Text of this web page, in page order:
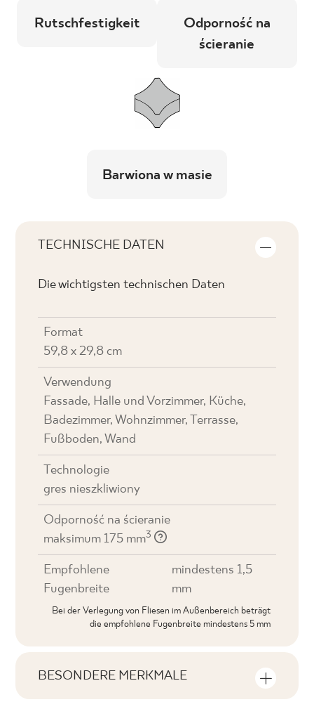
Rutschfestigkeit
Odporność na
ścieranie
Barwiona w masie
TECHNISCHE DATEN
Die wichtigsten technischen Daten
Format
59,8 x 29,8 cm
Verwendung
Fassade, Halle und Vorzimmer, Küche,
Badezimmer, Wohnzimmer, Terrasse,
Fußboden, Wand
Technologie
gres nieszkliwiony
Odporność na ścieranie
maksimum 175 mm3
Empfohlene
Fugenbreite
mindestens 1,5
mm
Bei der Verlegung von Fliesen im Außenbereich beträgt
die empfohlene Fugenbreite mindestens 5 mm
BESONDERE MERKMALE